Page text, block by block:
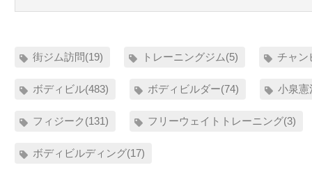
街ジム訪問(19) トレーニングジム(5) チャン
ボディビル(483) ボディビルダー(74) 小泉憲
フィジーク(131) フリーウェイトトレーニング(3)
ボディビルディング(17)